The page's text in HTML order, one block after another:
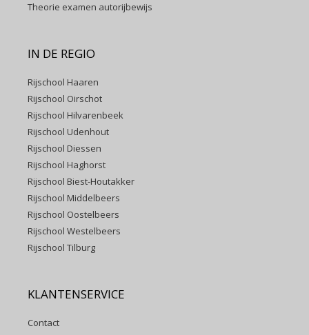
Theorie examen autorijbewijs
IN DE REGIO
Rijschool Haaren
Rijschool Oirschot
Rijschool Hilvarenbeek
Rijschool Udenhout
Rijschool Diessen
Rijschool Haghorst
Rijschool Biest-Houtakker
Rijschool Middelbeers
Rijschool Oostelbeers
Rijschool Westelbeers
Rijschool Tilburg
KLANTENSERVICE
Contact